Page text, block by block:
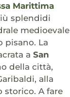
Marittima
splendidi
medioevale
pisano. La
a San
della città,
alla
storico. A fare